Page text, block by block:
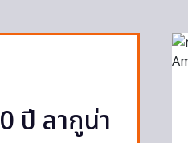
ปี ลากูน่า